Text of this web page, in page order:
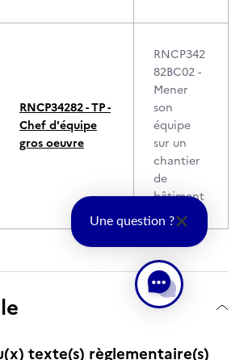
RNCP34282 - TP -
Chef d'équipe
gros oeuvre
RNCP342
82BC02 -
Mener
son
équipe
sur un
chantier
de
bâtiment
texte(s) règlementaire(s)
Une question ?